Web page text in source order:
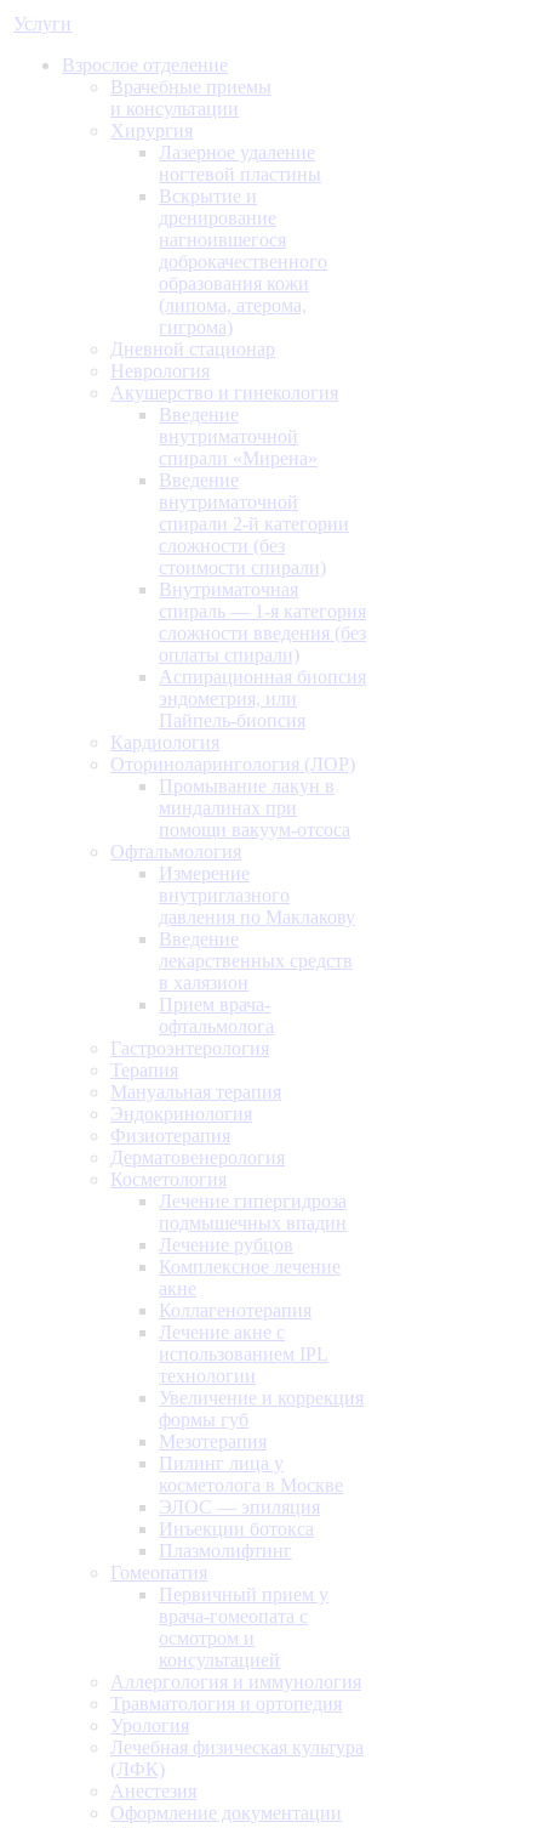
Услуги
Взрослое отделение
Врачебные приемы
и консультации
Хирургия
Лазерное удаление
ногтевой пластины
Вскрытие и
дренирование
нагноившегося
доброкачественного
образования кожи
(липома, атерома,
гигрома)
Дневной стационар
Неврология
Акушерство и гинекология
Введение
внутриматочной
спирали «Мирена»
Введение
внутриматочной
спирали 2-й категории
сложности (без
стоимости спирали)
Внутриматочная
спираль — 1-я категория
сложности введения (без
оплаты спирали)
Аспирационная биопсия
эндометрия, или
Пайпель-биопсия
Кардиология
Оториноларингология (ЛОР)
Промывание лакун в
миндалинах при
помощи вакуум-отсоса
Офтальмология
Измерение
внутриглазного
давления по Маклакову
Введение
лекарственных средств
в халязион
Прием врача-
офтальмолога
Гастроэнтерология
Терапия
Мануальная терапия
Эндокринология
Физиотерапия
Дерматовенерология
Косметология
Лечение гипергидроза
подмышечных впадин
Лечение рубцов
Комплексное лечение
акне
Коллагенотерапия
Лечение акне с
использованием IPL
технологии
Увеличение и коррекция
формы губ
Мезотерапия
Пилинг лица у
косметолога в Москве
ЭЛОС — эпиляция
Инъекции ботокса
Плазмолифтинг
Гомеопатия
Первичный прием у
врача-гомеопата с
осмотром и
консультацией
Аллергология и иммунология
Травматология и ортопедия
Урология
Лечебная физическая культура
(ЛФК)
Анестезия
Оформление документации